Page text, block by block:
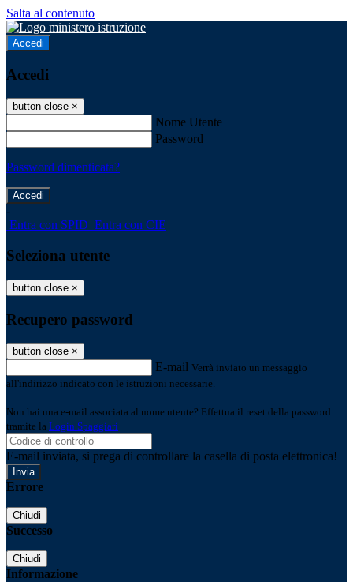
Salta al contenuto
Accedi
Accedi
button close ×
Nome Utente
Password
Password dimenticata?
-
Entra con SPID Entra con CIE
Seleziona utente
button close ×
Recupero password
button close ×
E-mail Verrà inviato un messaggio
all'indirizzo indicato con le istruzioni necessarie.
Non hai una e-mail associata al nome utente? Effettua il reset della password
tramite la Login Spaggiari
E-mail inviata, si prega di controllare la casella di posta elettronica!
Errore
Chiudi
Successo
Chiudi
Informazione